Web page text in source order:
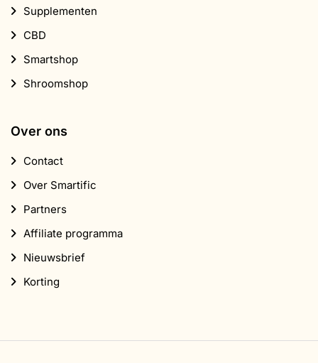
Supplementen
CBD
Smartshop
Shroomshop
Over ons
Contact
Over Smartific
Partners
Affiliate programma
Nieuwsbrief
Korting